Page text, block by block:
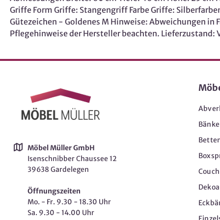
Griffe Form Griffe: Stangengriff Farbe Griffe:
Gütezeichen - Goldenes M Hinweise: Abweichungen
Pflegehinweise der Hersteller beachten.
Möbel Müller GmbH
Isenschnibber Chaussee 12
39638 Gardelegen
Öffnungszeiten
Mo. - Fr. 9.30 - 18.30 Uhr
Sa. 9.30 - 14.00 Uhr
Bänke